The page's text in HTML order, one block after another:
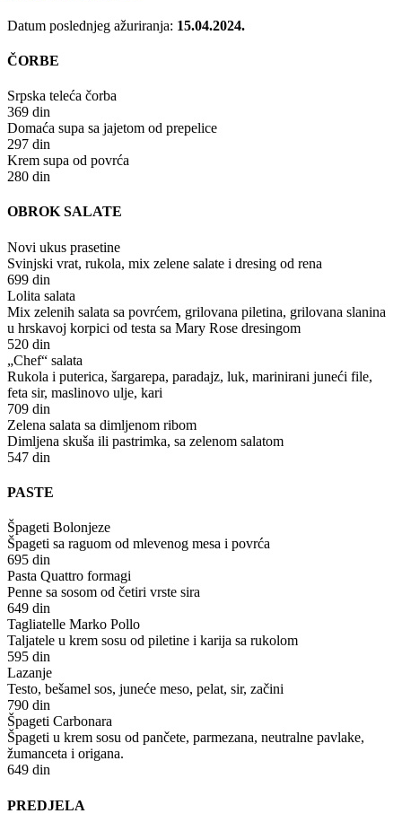
Datum poslednjeg ažuriranja: 15.04.2024.
ČORBE
Srpska teleća čorba
369 din
Domaća supa sa jajetom od prepelice
297 din
Krem supa od povrća
280 din
OBROK SALATE
Novi ukus prasetine
Svinjski vrat, rukola, mix zelene salate i dresing od rena
699 din
Lolita salata
Mix zelenih salata sa povrćem, grilovana piletina, grilovana slanina
u hrskavoj korpici od testa sa Mary Rose dresingom
520 din
„Chef“ salata
Rukola i puterica, šargarepa, paradajz, luk, marinirani juneći file,
feta sir, maslinovo ulje, kari
709 din
Zelena salata sa dimljenom ribom
Dimljena skuša ili pastrimka, sa zelenom salatom
547 din
PASTE
Špageti Bolonjeze
Špageti sa raguom od mlevenog mesa i povrća
695 din
Pasta Quattro formagi
Penne sa sosom od četiri vrste sira
649 din
Tagliatelle Marko Pollo
Taljatele u krem sosu od piletine i karija sa rukolom
595 din
Lazanje
Testo, bešamel sos, juneće meso, pelat, sir, začini
790 din
Špageti Carbonara
Špageti u krem sosu od pančete, parmezana, neutralne pavlake,
žumanceta i origana.
649 din
PREDJELA